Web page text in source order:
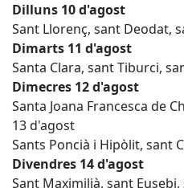
Dilluns 10 d'agost
Sant Llorenç, sant Deodat,
Dimarts 11 d'agost
Santa Clara, sant Tiburci,
Dimecres 12 d'agost
Santa Joana Francesca de
13 d'agost
Sants Poncià i Hipòlit, sant
Divendres 14 d'agost
Sant Maximilià, sant